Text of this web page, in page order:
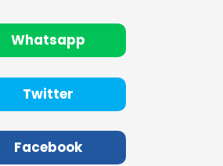
Whatsapp
Twitter
Facebook